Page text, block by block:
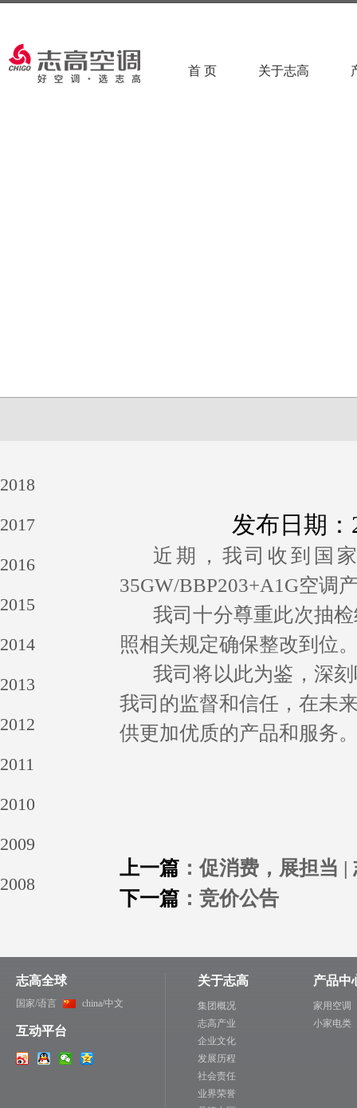
首 页 关于志高
2018
2017
2016
2015
2014
2013
2012
2011
2010
2009
2008
发布日期
近期，我司收到国
35GW/BBP203+A1G空调
我司十分尊重此次抽
照相关规定确保整改到位
我司将以此为鉴，深
我司的监督和信任，在未
供更加优质的产品和服务
上一篇 ：促消费，展担当
下一篇 ：竞价公告
志高全球
国家/语言 china/中文
互动平台
关于志高
集团概况
志高产业
企业文化
发展历程
社会责任
业界荣誉
产品中
家用空调
小家电类